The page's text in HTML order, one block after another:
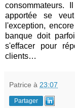
consommateurs.
apportée se
l'exception,
banque doit
s'effacer pour
clients…
Patrice à 23:07
Partager